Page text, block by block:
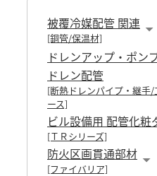
被覆冷媒配管 関連
[銅管/保温材]
ドレンアップ・ポン
ドレン配管
[断熱ドレンパイプ・継手/
ース]
ビル設備用 配管化粧
[ＴＲシリーズ]
防火区画貫通部材
[ファイバリア]